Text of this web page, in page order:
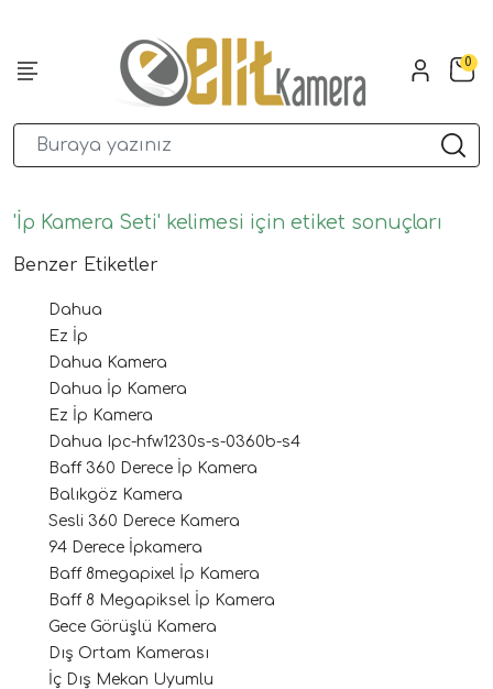
0
'İp Kamera Seti' kelimesi için etiket sonuçları
Benzer Etiketler
Dahua
Ez İp
Dahua Kamera
Dahua İp Kamera
Ez İp Kamera
Dahua Ipc-hfw1230s-s-0360b-s4
Baff 360 Derece İp Kamera
Balıkgöz Kamera
Sesli 360 Derece Kamera
94 Derece İpkamera
Baff 8megapixel İp Kamera
Baff 8 Megapiksel İp Kamera
Gece Görüşlü Kamera
Dış Ortam Kamerası
İç Dış Mekan Uyumlu